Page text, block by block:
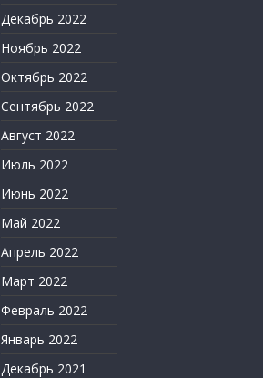
Декабрь 2022
Ноябрь 2022
Октябрь 2022
Сентябрь 2022
Август 2022
Июль 2022
Июнь 2022
Май 2022
Апрель 2022
Март 2022
Февраль 2022
Январь 2022
Декабрь 2021